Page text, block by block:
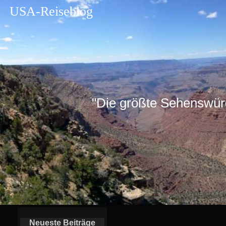
USA-Reiseblog
"Die größte
Neueste Beiträge